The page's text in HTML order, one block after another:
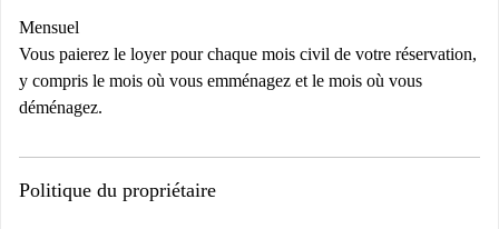
Mensuel
Vous paierez le loyer pour chaque mois civil de votre réservation,
y compris le mois où vous emménagez et le mois où vous
déménagez.
Politique du propriétaire